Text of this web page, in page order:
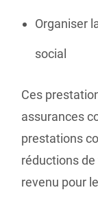
Organiser
social
Ces
assurances
prestations
réductions
revenu pour